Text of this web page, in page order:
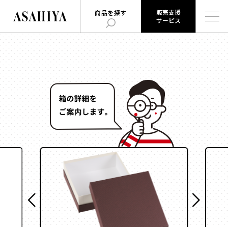
商品を探す
販売支援
サービス
販売支援
サービス
とは
ログイン
旭屋について
ABOUT US
旭屋ジャーナル
ASAHIYA JOURNAL
ハコまじめさんに相談だ！
Q&A
商品を探す
用途 で探す
お菓子
ジュエリー
形状 で探す
販売支援サービスとは
ログイン
お知らせ
お問い合わせ
ウェブカタログ